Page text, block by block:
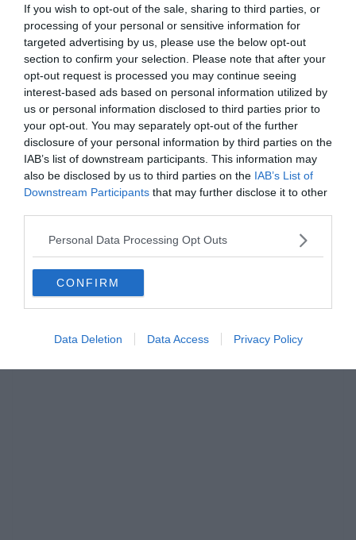
If you wish to opt-out of the sale, sharing to third parties, or
processing of your personal or sensitive information for
targeted advertising by us, please use the below opt-out
section to confirm your selection. Please note that after your
opt-out request is processed you may continue seeing
interest-based ads based on personal information utilized by
us or personal information disclosed to third parties prior to
your opt-out. You may separately opt-out of the further
disclosure of your personal information by third parties on the
IAB’s list of downstream participants. This information may
also be disclosed by us to third parties on the IAB’s List of
Downstream Participants that may further disclose it to other
Personal Data Processing Opt Outs
CONFIRM
Data Deletion Data Access Privacy Policy
Kvízkuckó Facebook csoportközösségébe,
és mutasd meg a többieknek, hogyan
teljesítettél! A komoly fejtörők után pedig a
Keresztlabda YouTube csatornaizgalmas
videóival könnyedén kikapcsolódhatsz a nap
hátralévő részében.